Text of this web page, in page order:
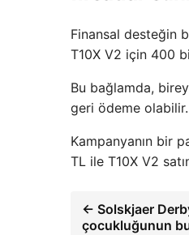
Finansal desteğin
T10X V2 için 400
Bu bağlamda,
geri ödeme olabilir.
Kampanyanın bir
TL ile T10X V2
← Solskjaer
çocukluğunun